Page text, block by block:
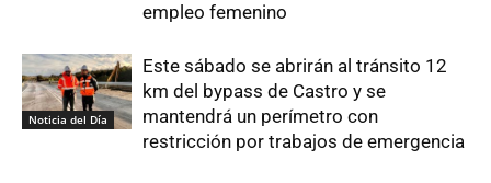
empleo femenino
Noticia del Día
Este sábado se abrirán al tránsito 12
km del bypass de Castro y se
mantendrá un perímetro con
restricción por trabajos de emergencia